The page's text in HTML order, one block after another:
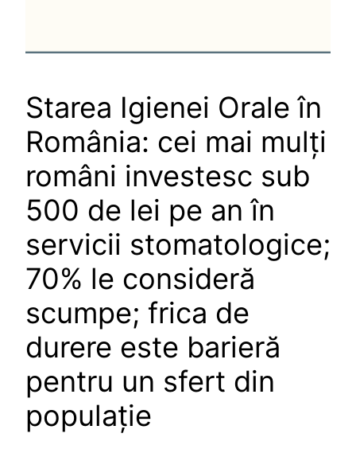
Starea Igienei Orale în
România: cei mai mulți
români investesc sub
500 de lei pe an în
servicii stomatologice;
70% le consideră
scumpe; frica de
durere este barieră
pentru un sfert din
populație